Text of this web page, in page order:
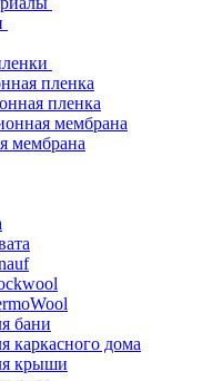
пленка
пленка
мембрана
мембрана
бани
каркасного дома
крыши